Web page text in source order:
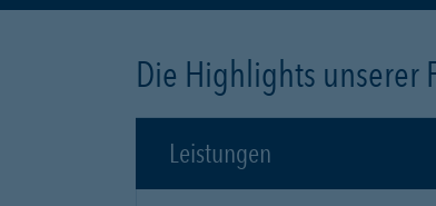
Die Highlights unserer
Leistungen